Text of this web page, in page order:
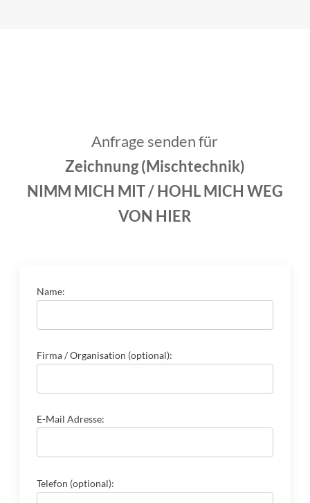
Anfrage senden für
Zeichnung (Mischtechnik)
NIMM MICH MIT / HOHL MICH WEG
VON HIER
Name:
Firma / Organisation (optional):
E-Mail Adresse:
Telefon (optional):